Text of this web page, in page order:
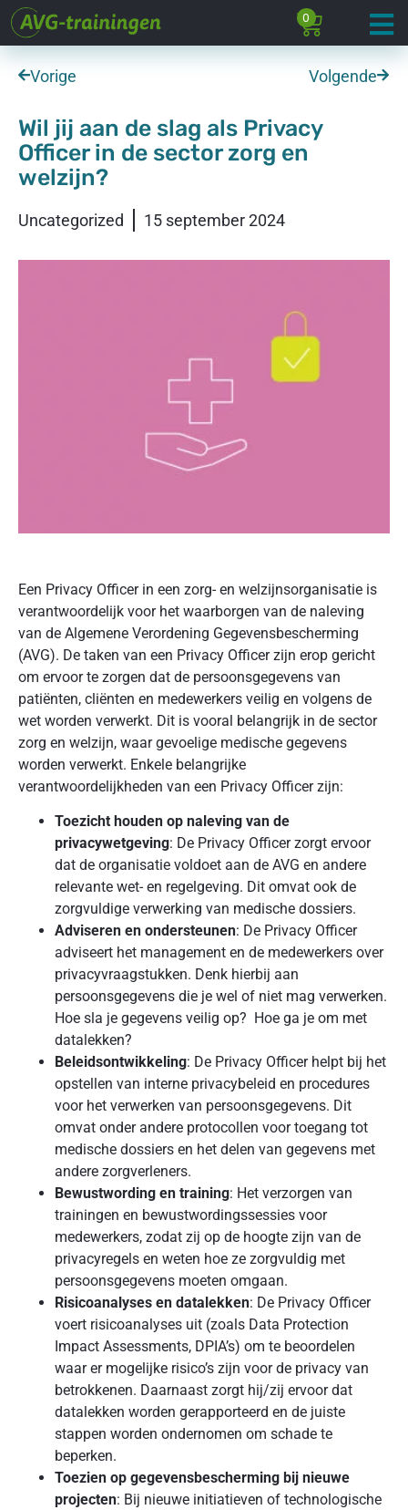
0
Vorige Volgende
Wil jij aan de slag als Privacy
Officer in de sector zorg en
welzijn?
Uncategorized 15 september 2024
Een Privacy Officer in een zorg- en welzijnsorganisatie is
verantwoordelijk voor het waarborgen van de naleving
van de Algemene Verordening Gegevensbescherming
(AVG). De taken van een Privacy Officer zijn erop gericht
om ervoor te zorgen dat de persoonsgegevens van
patiënten, cliënten en medewerkers veilig en volgens de
wet worden verwerkt. Dit is vooral belangrijk in de sector
zorg en welzijn, waar gevoelige medische gegevens
worden verwerkt. Enkele belangrijke
verantwoordelijkheden van een Privacy Officer zijn:
Toezicht houden op naleving van de
privacywetgeving: De Privacy Officer zorgt ervoor
dat de organisatie voldoet aan de AVG en andere
relevante wet- en regelgeving. Dit omvat ook de
zorgvuldige verwerking van medische dossiers.
Adviseren en ondersteunen: De Privacy Officer
adviseert het management en de medewerkers over
privacyvraagstukken. Denk hierbij aan
persoonsgegevens die je wel of niet mag verwerken.
Hoe sla je gegevens veilig op? Hoe ga je om met
datalekken?
Beleidsontwikkeling: De Privacy Officer helpt bij het
opstellen van interne privacybeleid en procedures
voor het verwerken van persoonsgegevens. Dit
omvat onder andere protocollen voor toegang tot
medische dossiers en het delen van gegevens met
andere zorgverleners.
Bewustwording en training: Het verzorgen van
trainingen en bewustwordingssessies voor
medewerkers, zodat zij op de hoogte zijn van de
privacyregels en weten hoe ze zorgvuldig met
persoonsgegevens moeten omgaan.
Risicoanalyses en datalekken: De Privacy Officer
voert risicoanalyses uit (zoals Data Protection
Impact Assessments, DPIA’s) om te beoordelen
waar er mogelijke risico’s zijn voor de privacy van
betrokkenen. Daarnaast zorgt hij/zij ervoor dat
datalekken worden gerapporteerd en de juiste
stappen worden ondernomen om schade te
beperken.
Toezien op gegevensbescherming bij nieuwe
projecten: Bij nieuwe initiatieven of technologische